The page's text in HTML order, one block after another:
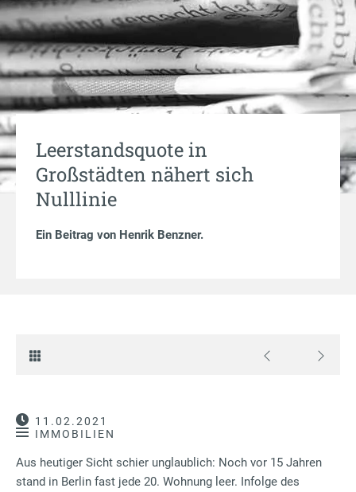
Leerstandsquote in
Großstädten nähert sich
Nulllinie
Ein Beitrag von Henrik Benzner.
11.02.2021
IMMOBILIEN
Aus heutiger Sicht schier unglaublich: Noch vor 15 Jahren
stand in Berlin fast jede 20. Wohnung leer. Infolge des